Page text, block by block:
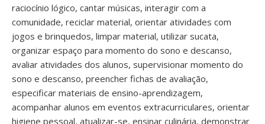
raciocínio lógico, cantar músicas, interagir com a
comunidade, reciclar material, orientar atividades com
jogos e brinquedos, limpar material, utilizar sucata,
organizar espaço para momento do sono e descanso,
avaliar atividades dos alunos, supervisionar momento do
sono e descanso, preencher fichas de avaliação,
especificar materiais de ensino-aprendizagem,
acompanhar alunos em eventos extracurriculares, orientar
higiene pessoal, atualizar-se, ensinar culinária, demonstrar